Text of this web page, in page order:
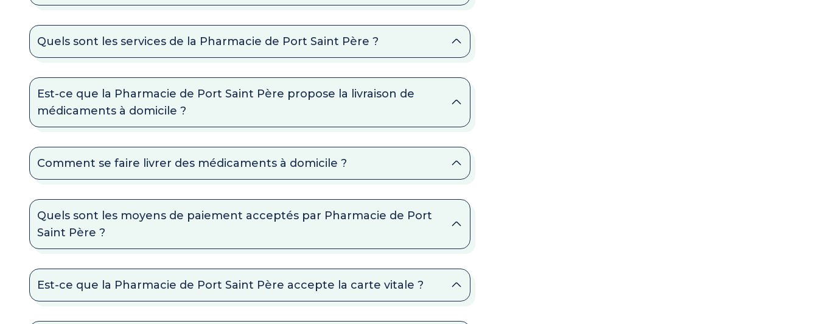
Quels sont les services de la Pharmacie de Port Saint Père ?
Est-ce que la Pharmacie de Port Saint Père propose la livraison de
médicaments à domicile ?
Comment se faire livrer des médicaments à domicile ?
Quels sont les moyens de paiement acceptés par Pharmacie de Port
Saint Père ?
Est-ce que la Pharmacie de Port Saint Père accepte la carte vitale ?